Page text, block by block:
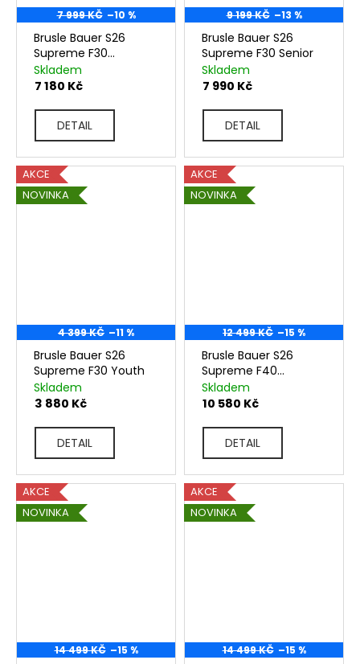
7 999 KČ –10 %
Brusle Bauer S26
Supreme F30
Intermediate
Skladem
7 180 Kč
DETAIL
9 199 KČ –13 %
Brusle Bauer S26
Supreme F30 Senior
Skladem
7 990 Kč
DETAIL
AKCE
NOVINKA
4 399 KČ –11 %
Brusle Bauer S26
Supreme F30 Youth
Skladem
3 880 Kč
DETAIL
AKCE
NOVINKA
12 499 KČ –15 %
Brusle Bauer S26
Supreme F40
Intermediate
Skladem
10 580 Kč
DETAIL
AKCE
NOVINKA
14 499 KČ –15 %
AKCE
NOVINKA
14 499 KČ –15 %